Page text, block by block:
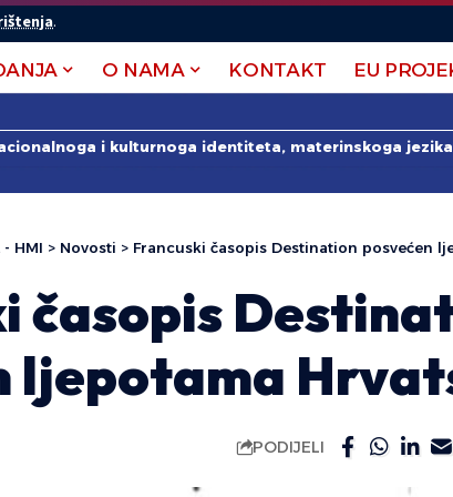
.
O NAMA KONTAKT EU
i kulturnoga identiteta, materinskoga
- HMI > Novosti > Francuski časopis Destination posvećen
časopis
ljepotama
PODIJELI